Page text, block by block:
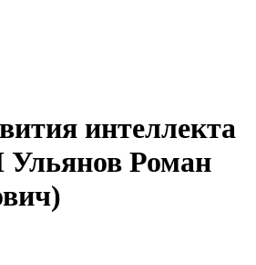
интеллекта
Роман